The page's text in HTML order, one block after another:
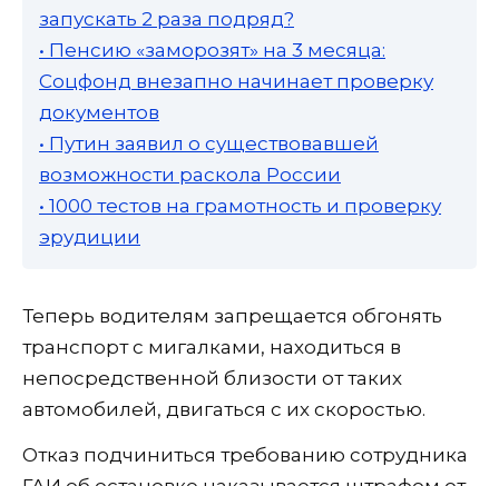
запускать 2 раза подряд?
• Пенсию «заморозят» на 3 месяца:
Соцфонд внезапно начинает проверку
документов
• Путин заявил о существовавшей
возможности раскола России
• 1000 тестов на грамотность и проверку
эрудиции
Теперь водителям запрещается обгонять
транспорт с мигалками, находиться в
непосредственной близости от таких
автомобилей, двигаться с их скоростью.
Отказ подчиниться требованию сотрудника